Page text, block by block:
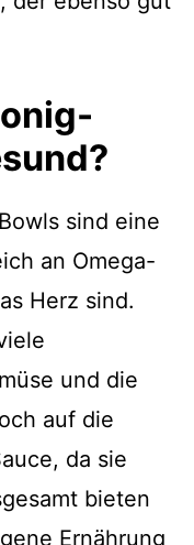
sind eine
an Omega-
Herz sind.
und die
auf die
da sie
bieten
Ernährung